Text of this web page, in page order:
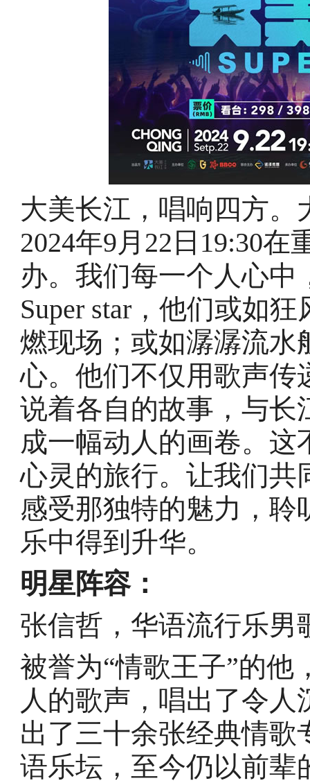
大美长江，唱响四方。
2024年9月22日19:30
办。我们每一个人心
Super star，他们或如
燃现场；或如潺潺流水
心。他们不仅用歌声传
说着各自的故事，与长
成一幅动人的画卷。
心灵的旅行。让我们共
感受那独特的魅力，聆
乐中得到升华。
明星阵容：
张信哲，华语流行乐男
被誉为“情歌王子”的
人的歌声，唱出了令
出了三十余张经典情歌
语乐坛，至今仍以前辈